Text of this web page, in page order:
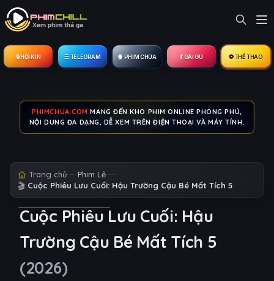
🔒︎ HỘI KÍN ☰ TELEGRAM 🍿 PHIM CHÙA 💃 GÁI GÚ ⚽ THỂ THAO
PHIMCHUA.COM MANG ĐẾN KHO PHIM ONLINE PHONG PHÚ,
NỘI DUNG ĐA DẠNG, DỄ XEM TRÊN ĐIỆN THOẠI VÀ MÁY TÍNH.
Trang chủ Phim Lẻ
🎬 Cuộc Phiêu Lưu Cuối: Hậu Trường Cậu Bé Mất Tích 5
Cuộc Phiêu Lưu Cuối: Hậu
Trường Cậu Bé Mất Tích 5
(2026)